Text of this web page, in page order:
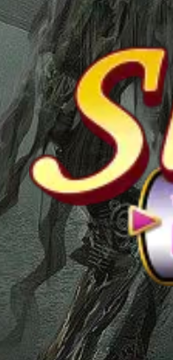
Hiburan
Keamanan
Prediksi
4D &